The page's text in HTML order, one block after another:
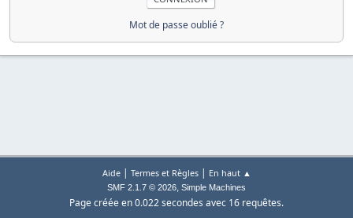
Mot de passe oublié ?
Aide| Termes et Règles| En haut ▲
SMF 2.1.7 © 2026, Simple Machines
Page créée en 0.022 secondes avec 16 requêtes.